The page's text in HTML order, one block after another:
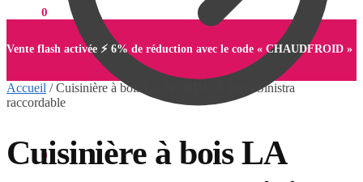
0,00 0
0
Vente flash activée ⚡ 6% de réduction avec le code « CHAUDFROID »
Accueil /Cuisinière à bois LA NORDICA Rosa Sinistra
raccordable
Cuisinière à bois LA